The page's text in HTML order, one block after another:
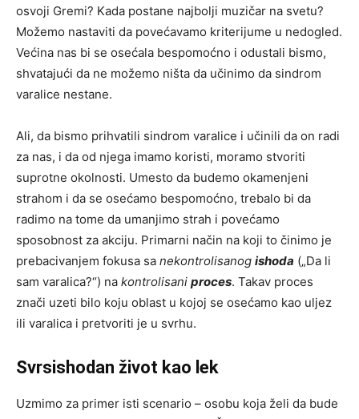
osvoji Gremi? Kada postane najbolji muzičar na svetu?
Možemo nastaviti da povećavamo kriterijume u nedogled.
Većina nas bi se osećala bespomoćno i odustali bismo,
shvatajući da ne možemo ništa da učinimo da sindrom
varalice nestane.
Ali, da bismo prihvatili sindrom varalice i učinili da on radi
za nas, i da od njega imamo koristi, moramo stvoriti
suprotne okolnosti. Umesto da budemo okamenjeni
strahom i da se osećamo bespomoćno, trebalo bi da
radimo na tome da umanjimo strah i povećamo
sposobnost za akciju. Primarni način na koji to činimo je
prebacivanjem fokusa sa nekontrolisanog ishoda („Da li
sam varalica?“) na kontrolisani proces. Takav proces
znači uzeti bilo koju oblast u kojoj se osećamo kao uljez
ili varalica i pretvoriti je u svrhu.
Svrsishodan život kao lek
Uzmimo za primer isti scenario – osobu koja želi da bude